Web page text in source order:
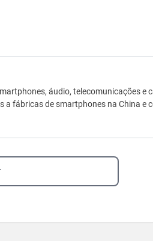
áudio, telecomunicações e
a fábricas de smartphones na China e